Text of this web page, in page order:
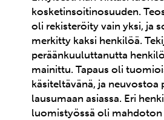
kosketinsoitinosuuden.
oli rekisteröity vain yksi, ja
merkitty kaksi henkilöä.
peräänkuuluttanutta
mainittu. Tapaus oli
käsiteltävänä, ja neuvostoa
lausumaan asiassa. Eri
luomistyössä oli mahdoton